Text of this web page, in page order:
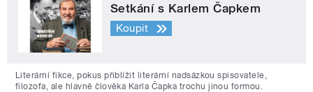
Setkání s Karlem Čapkem
Koupit
Literární fikce, pokus přiblížit literární nadsázkou spisovatele,
filozofa, ale hlavně člověka Karla Čapka trochu jinou formou.